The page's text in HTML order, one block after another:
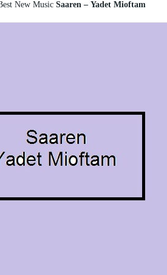
New MusicSaaren – Yadet Mioftam